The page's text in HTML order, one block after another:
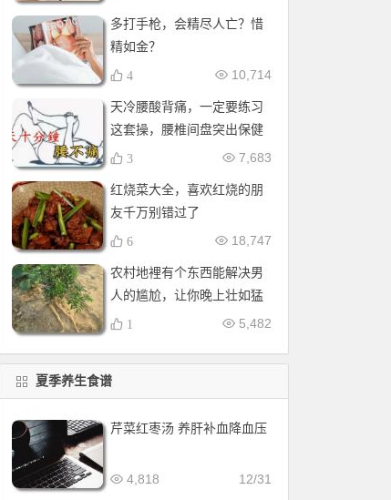
多打手枪，会精尽人亡？惜
精如金？
10,714
4
天冷腰酸背痛，一定要练习
这套操，腰椎间盘突出保健
操，全套收好！每天十分钟
7,683
3
红烧菜大全，喜欢红烧的朋
友千万别错过了
18,747
6
农村地裡有个东西能解决男
人的尴尬，让你晚上壮如猛
牛床受不了
5,482
1
夏季养生食谱
芹菜红枣汤 养肝补血降血压
12/31
4,818